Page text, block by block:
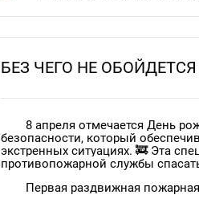
Карта рисков —
Знания спасают жизни!
Приложение доступно для
БЕЗ ЧЕГО НЕ
8 апреля отмечается День
безопасности, который
экстренных ситуациях. 🚒 Эта
противопожарной службы
Первая раздвижная